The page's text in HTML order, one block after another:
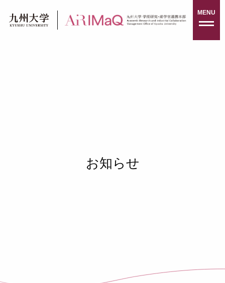
content
MENU
お知らせ